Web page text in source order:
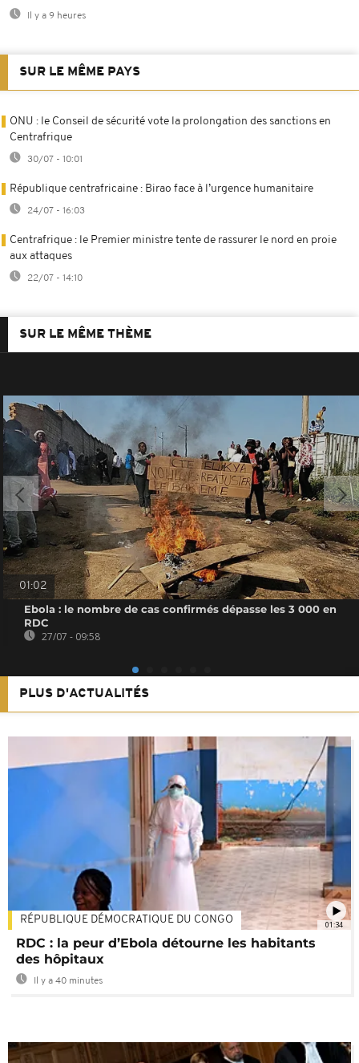
Il y a 9 heures
SUR LE MÊME PAYS
ONU : le Conseil de sécurité vote la prolongation des sanctions en
Centrafrique
30/07 - 10:01
République centrafricaine : Birao face à l’urgence humanitaire
24/07 - 16:03
Centrafrique : le Premier ministre tente de rassurer le nord en proie
aux attaques
22/07 - 14:10
SUR LE MÊME THÈME
01:02
Ebola : le nombre de cas confirmés dépasse les 3 000 en
RDC
27/07 - 09:58
PLUS D'ACTUALITÉS
01:34
RÉPUBLIQUE DÉMOCRATIQUE DU CONGO
RDC : la peur d’Ebola détourne les habitants
des hôpitaux
Il y a 40 minutes